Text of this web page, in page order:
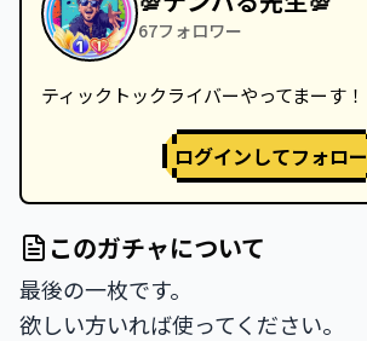
67フォロワー
ティックトックライバーやってまーす！
ログインしてフォロー
このガチャについて
最後の一枚です。
欲しい方いれば使ってください。